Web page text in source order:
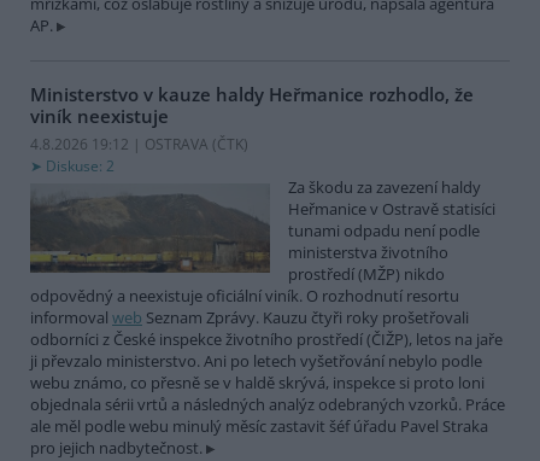
AP.
Ministerstvo v kauze haldy Heřmanice rozhodlo, že
viník neexistuje
4.8.2026 19:12 | OSTRAVA (ČTK)
Diskuse: 2
Za škodu za zavezení haldy
Heřmanice v Ostravě statisíci
tunami odpadu není podle
ministerstva životního
prostředí (MŽP) nikdo
odpovědný a neexistuje oficiální viník. O rozhodnutí resortu
informoval web Seznam Zprávy. Kauzu čtyři roky prošetřovali
odborníci z České inspekce životního prostředí (ČIŽP), letos na jaře
ji převzalo ministerstvo. Ani po letech vyšetřování nebylo podle
webu známo, co přesně se v haldě skrývá, inspekce si proto loni
objednala sérii vrtů a následných analýz odebraných vzorků. Práce
ale měl podle webu minulý měsíc zastavit šéf úřadu Pavel Straka
pro jejich nadbytečnost.